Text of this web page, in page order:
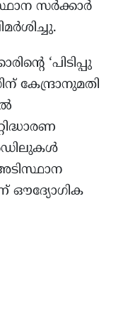
സർക്കാർ
‘പിടിപ്പു
കേന്ദ്രാനുമതി
ഔദ്യോഗിക